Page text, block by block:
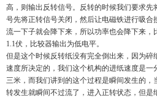
高，则输出反转信号。反转的时候我们要求
号先将正转信号关闭，然后让电磁铁进行吸
流一下子就会降下来，所以功率也会降下来
1.1伏，比较器输出为低电平。
但是这个时候反转纸没有完全倒出来，因为碎
速度所决定的，我们这个机构的进纸速度是
三米，而我们讲到的这个过程是瞬间发生的，
转发生就瞬间不过流了，进入正转状态，但是